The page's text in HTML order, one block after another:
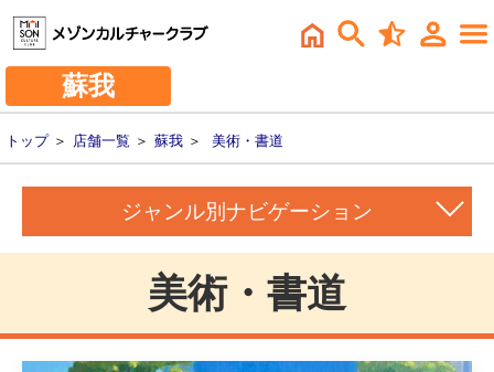
蘇我
トップ＞ 店舗一覧 ＞ 蘇我 ＞ 美術・書道
ジャンル別ナビゲーション
美術・書道